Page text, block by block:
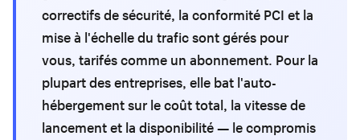
correctifs de sécurité, la conformité PCI et la
mise à l'échelle du trafic sont gérés pour
vous, tarifés comme un abonnement. Pour la
plupart des entreprises, elle bat l'auto-
hébergement sur le coût total, la vitesse de
lancement et la disponibilité — le compromis